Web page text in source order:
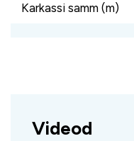
Karkassi samm (m)
Videod